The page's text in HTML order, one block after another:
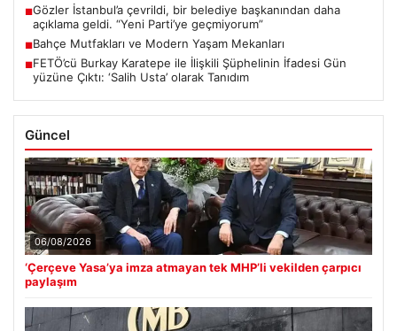
■Gözler İstanbul’a çevrildi, bir belediye başkanından daha
açıklama geldi. “Yeni Parti’ye geçmiyorum”
■Bahçe Mutfakları ve Modern Yaşam Mekanları
■FETÖ’cü Burkay Karatepe ile İlişkili Şüphelinin İfadesi Gün
yüzüne Çıktı: ‘Salih Usta’ olarak Tanıdım
Güncel
06/08/2026
‘Çerçeve Yasa’ya imza atmayan tek MHP’li vekilden çarpıcı
paylaşım